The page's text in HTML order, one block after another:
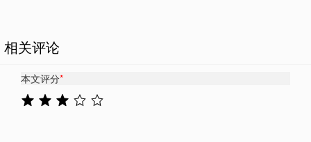
相关评论
本文评分*